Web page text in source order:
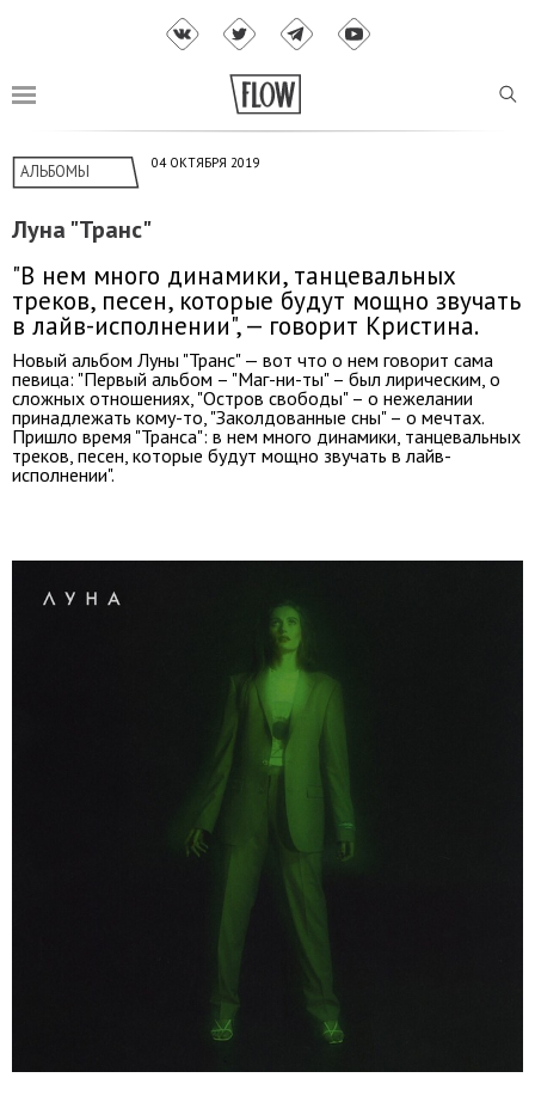
АЛЬБОМЫ 04 ОКТЯБРЯ 2019
Луна "Транс"
"В нем много динамики, танцевальных
треков, песен, которые будут мощно звучать
в лайв-исполнении", — говорит Кристина.
Новый альбом Луны "Транс" — вот что о нем говорит сама
певица: "Первый альбом – "Маг-ни-ты" – был лирическим, о
сложных отношениях, "Остров свободы" – о нежелании
принадлежать кому-то, "Заколдованные сны" – о мечтах.
Пришло время "Транса": в нем много динамики, танцевальных
треков, песен, которые будут мощно звучать в лайв-
исполнении".